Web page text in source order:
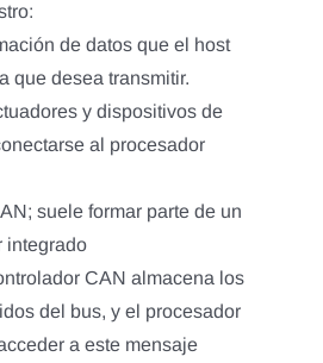
de datos que el host
que desea transmitir.
y dispositivos de
al procesador
suele formar parte de un
integrado
CAN almacena los
del bus, y el procesador
a este mensaje